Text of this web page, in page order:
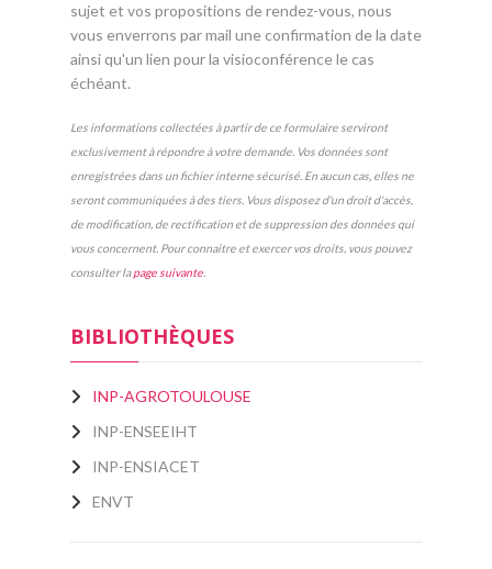
sujet et vos propositions de rendez-vous, nous
vous enverrons par mail une confirmation de la date
ainsi qu'un lien pour la visioconférence le cas
échéant.
Les informations collectées à partir de ce formulaire serviront
exclusivement à répondre à votre demande. Vos données sont
enregistrées dans un fichier interne sécurisé. En aucun cas, elles ne
seront communiquées à des tiers. Vous disposez d'un droit d'accès,
de modification, de rectification et de suppression des données qui
vous concernent. Pour connaitre et exercer vos droits, vous pouvez
consulter lapage suivante
BIBLIOTHÈQUES
INP-AGROTOULOUSE
INP-ENSEEIHT
INP-ENSIACET
ENVT